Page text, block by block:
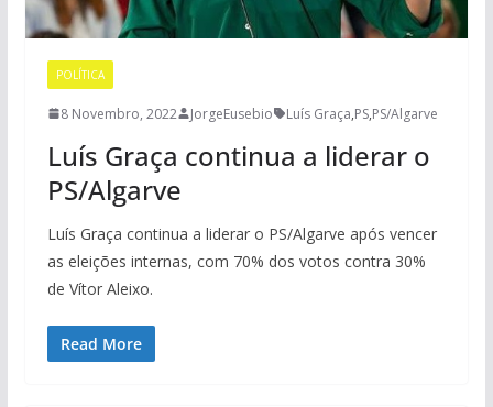
POLÍTICA
8 Novembro, 2022 JorgeEusebio Luís Graça,PS,PS/Algarve
Luís Graça continua a liderar o
PS/Algarve
Luís Graça continua a liderar o PS/Algarve após vencer
as eleições internas, com 70% dos votos contra 30%
de Vítor Aleixo.
Read More